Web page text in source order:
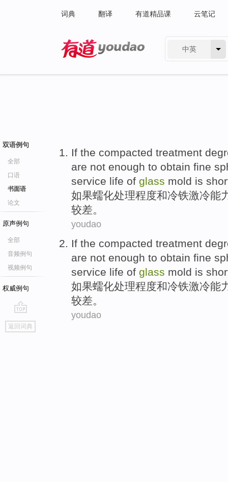
词典 翻译 有道精品课 云笔记
中英
双语例句
全部
口语
书面语
论文
原声例句
全部
音频例句
视频例句
权威例句
go
top
返回词典
If the compacted treatment
are not enough to obtain fine
service life of glass mold is
如果蠕化处理程度和冷铁激冷能
较差。
youdao
If the compacted treatment
are not enough to obtain fine
service life of glass mold is
如果蠕化处理程度和冷铁激冷能
较差。
youdao